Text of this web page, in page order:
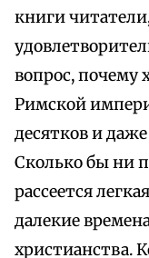
книги
вопрос, почему
Римской
десятков и
Сколько бы ни
рассеется
далекие
христианства.